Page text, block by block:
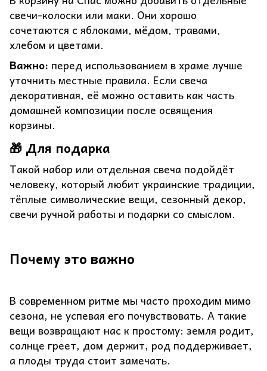
свечи-колоски или маки. Они хорошо
сочетаются с яблоками, мёдом, травами,
хлебом и цветами.
Важно: перед использованием в храме лучше
уточнить местные правила. Если свеча
декоративная, её можно оставить как часть
домашней композиции после освящения
корзины.
🎁 Для подарка
Такой набор или отдельная свеча подойдёт
человеку, который любит украинские традиции,
тёплые символические вещи, сезонный декор,
свечи ручной работы и подарки со смыслом.
Почему это важно
В современном ритме мы часто проходим мимо
сезона, не успевая его почувствовать. А такие
вещи возвращают нас к простому: земля родит,
солнце греет, дом держит, род поддерживает,
а плоды труда стоит замечать.